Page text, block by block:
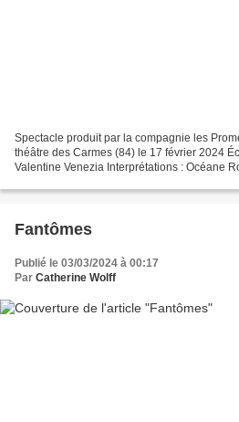
Spectacle produit par la compagnie les
théâtre des Carmes (84) le 17 février 2024
Valentine Venezia Interprétations : Océane
Fantômes
Publié le 03/03/2024 à 00:17
Par Catherine Wolff